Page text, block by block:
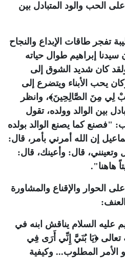
الحب والود المتبادل بين
تفجر طاقات الإبداع والنجاح
إبراهيم طوال حياته
كان شديد الشوق إلى
يحب الأبناء ويتضرع إلى
لِي مِنَ الصَّالِحِينَ﴾، وانظر
بين الوالد وولده، تقول
"فصنع كما يصنع الوالد بولده
إن الله أمرني بأمر، قال:
وتعينني، قال: وأعينك، قال:
هاهنا".
الحوار والإقناع والمشاورة
عليه السلام يناقش ابنه في
﴿يَا بُنَيَّ إِنِّي أَرَى فِي
الأمر المطلوب... وكيفية